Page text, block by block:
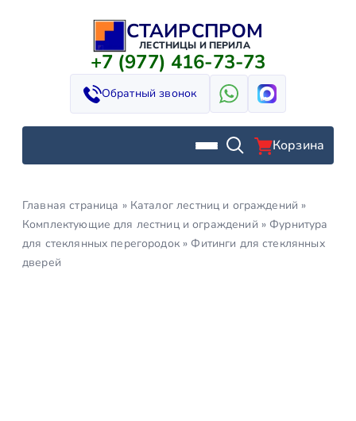
СТАИРСПРОМ
ЛЕСТНИЦЫ И ПЕРИЛА
+7 (977) 416-73-73
Обратный звонок
Корзина
Главная страница » Каталог лестниц и ограждений »
Комплектующие для лестниц и ограждений » Фурнитура
для стеклянных перегородок» Фитинги для стеклянных
дверей